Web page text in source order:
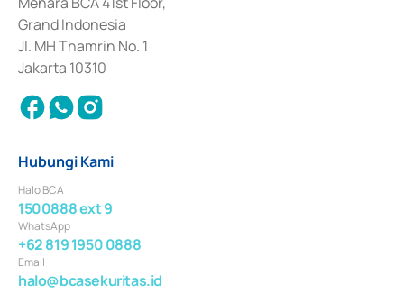
Surat Berharga Komersial yang izinnya diterbitkan pada tahun 2018.
Grand Indonesia
Jl. MH Thamrin No. 1
Jakarta 10310
Hubungi Kami
Halo BCA
1500888 ext 9
WhatsApp
+62 819 1950 0888
Email
halo@bcasekuritas.id